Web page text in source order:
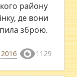
району
де вони
зброю.
1129